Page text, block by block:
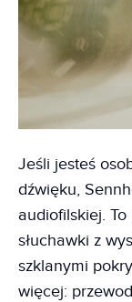
Jeśli jesteś
dźwięku,
audiofilskiej.
słuchawki z
szklanymi
więcej: